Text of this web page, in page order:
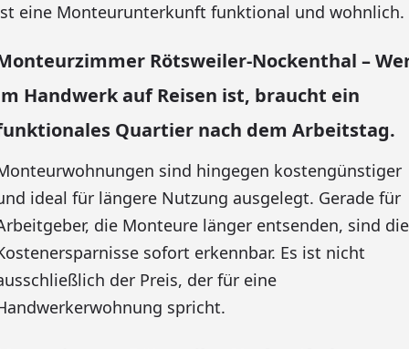
eine Monteurunterkunft funktional und wohnlich.
Rötsweiler-Nockenthal –
Handwerk auf Reisen ist, braucht ein
Quartier nach dem Arbeitstag.
sind hingegen kostengünstiger
ideal für längere Nutzung ausgelegt. Gerade für
die Monteure länger entsenden, sind die
sofort erkennbar. Es ist nicht
der Preis, der für eine
spricht.